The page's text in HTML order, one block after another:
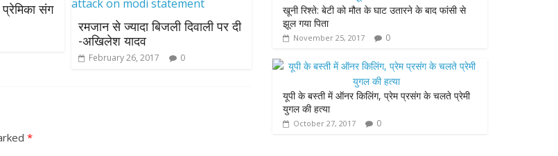
प्रेमिका संग
रमजान से ज्यादा बिजली दिवाली पर दी
-अखिलेश यादव
February 26, 2017 0
*
खूनी रिश्ते: बेटी को मौत के घाट उतारने के बाद फांसी से
झूल गया पिता
November 25, 2017 0
यूपी के बस्ती में ऑनर किलिंग, प्रेम प्रसंग के चलते प्रेमी
युगल की हत्या
October 27, 2017 0